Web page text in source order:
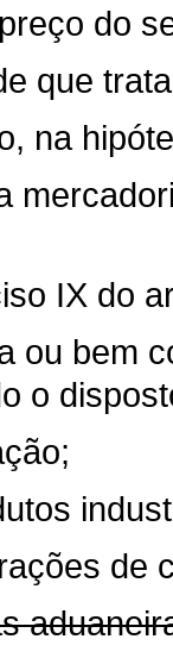
do
que
na
IX do
ou bem
o
de